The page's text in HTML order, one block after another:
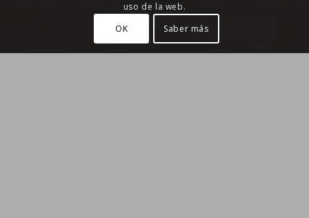
uso de la web.
OK
Saber más